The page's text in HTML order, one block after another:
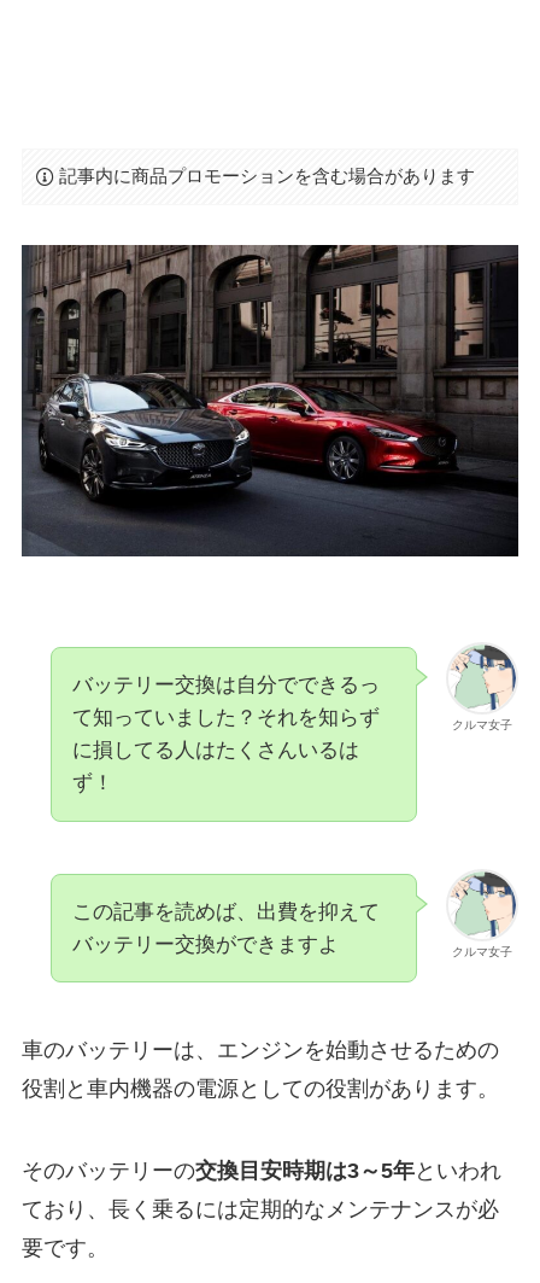
記事内に商品プロモーションを含む場合があります
クルマ女子
バッテリー交換は自分でできるっ
て知っていました？それを知らず
に損してる人はたくさんいるは
ず！
クルマ女子
この記事を読めば、出費を抑えて
バッテリー交換ができますよ
車のバッテリーは、エンジンを始動させるための
役割と車内機器の電源としての役割があります。
そのバッテリーの交換目安時期は3～5年といわれ
ており、長く乗るには定期的なメンテナンスが必
要です。